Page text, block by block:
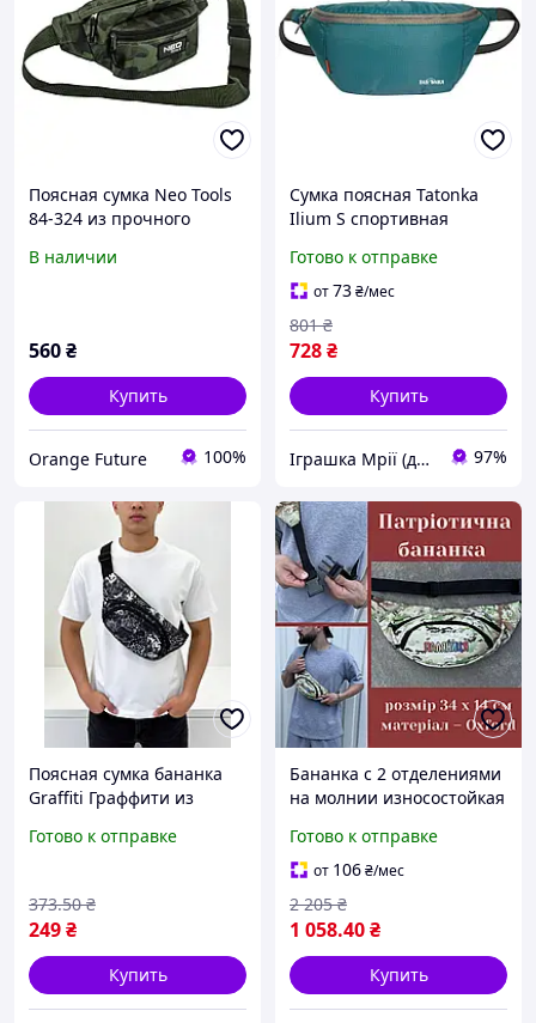
Поясная сумка Neo Tools
84-324 из прочного
В наличии
560₴
Купить
Orange Future 100%
Сумка поясная Tatonka
Ilium S спортивная
ремнем Teal Green 2248-
TD
Готово к отправке
от73₴/мес
728₴
801 ₴
Купить
Іграшка Мрії (дитячі, авто, туризм) 97%
Поясная сумка бананка
Graffiti Граффити из
черная молодежная с
Распродажа
Готово к отправке
249₴
373.50 ₴
Купить
Бананка с 2 отделениями
на молнии износостойкая
стильная Крепкая
поясная сумка Oxford
Готово к отправке
от 106₴/мес
1 058.40₴
2 205 ₴
Купить